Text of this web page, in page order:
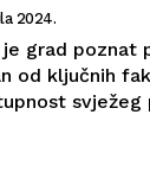
2024.
je grad poznat
od ključnih
svježeg